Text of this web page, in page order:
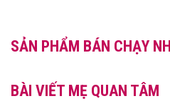
SẢN PHẨM BÁN CHẠY
BÀI VIẾT MẸ QUAN TÂM